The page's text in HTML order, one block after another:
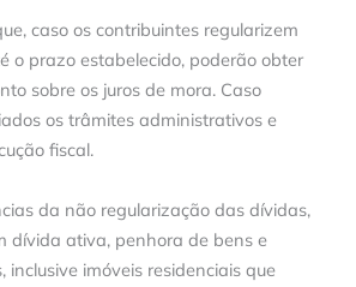
caso os contribuintes regularizem
o prazo estabelecido, poderão obter
sobre os juros de mora. Caso
os trâmites administrativos e
fiscal.
da não regularização das dívidas,
dívida ativa, penhora de bens e
inclusive imóveis residenciais que